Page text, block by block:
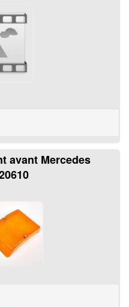
avant Mercedes